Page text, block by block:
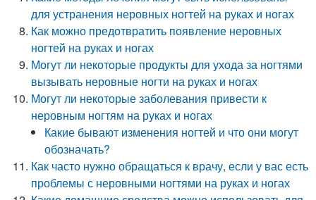
для устранения неровных ногтей на руках и ногах
Как можно предотвратить появление неровных
ногтей на руках и ногах
Могут ли некоторые продукты для ухода за ногтями
вызывать неровные ногти на руках и ногах
Могут ли некоторые заболевания привести к
неровным ногтям на руках и ногах
Какие бывают изменения ногтей и что они могут
обозначать?
Как часто нужно обращаться к врачу, если у вас есть
проблемы с неровными ногтями на руках и ногах